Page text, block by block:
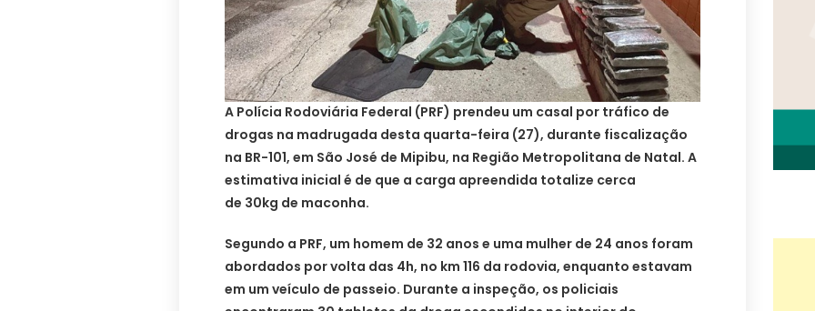
A Polícia Rodoviária Federal (PRF) prendeu um casal por tráfico de
drogas na madrugada desta quarta-feira (27), durante fiscalização
na BR-101, em São José de Mipibu, na Região Metropolitana de Natal. A
estimativa inicial é de que a carga apreendida totalize cerca
de 30kg de maconha.
Segundo a PRF, um homem de 32 anos e uma mulher de 24 anos foram
abordados por volta das 4h, no km 116 da rodovia, enquanto estavam
em um veículo de passeio. Durante a inspeção, os policiais